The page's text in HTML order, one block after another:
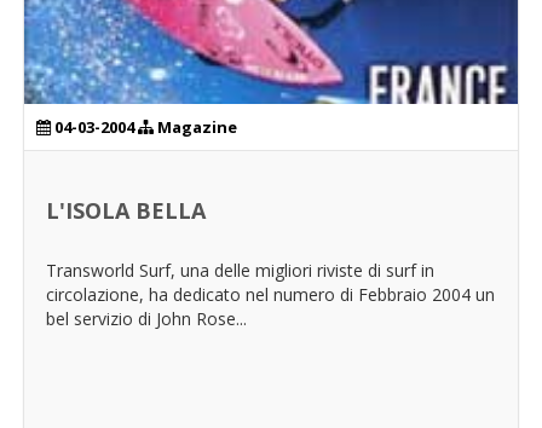
04-03-2004 Magazine
L'ISOLA BELLA
Transworld Surf, una delle migliori riviste di surf in
circolazione, ha dedicato nel numero di Febbraio 2004 un
bel servizio di John Rose...